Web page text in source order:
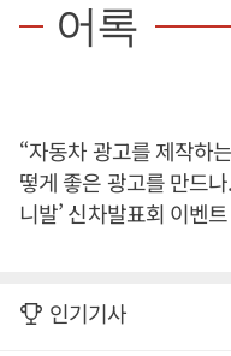
어록
“자동차 광고를 제작하
떻게 좋은 광고를 만드
니발’ 신차발표회 이벤
인기기사